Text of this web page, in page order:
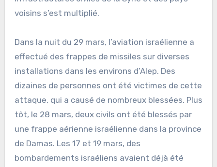
voisins s’est multiplié.
Dans la nuit du 29 mars, l’aviation israélienne a
effectué des frappes de missiles sur diverses
installations dans les environs d’Alep. Des
dizaines de personnes ont été victimes de cette
attaque, qui a causé de nombreux blessées. Plus
tôt, le 28 mars, deux civils ont été blessés par
une frappe aérienne israélienne dans la province
de Damas. Les 17 et 19 mars, des
bombardements israéliens avaient déjà été